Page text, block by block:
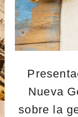
Nueva
sobre la